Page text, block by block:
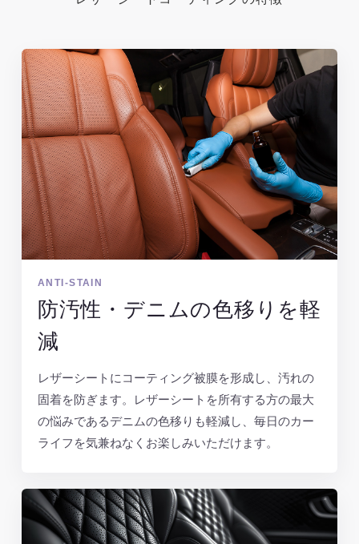
ANTI-STAIN
防汚性・デニムの色移りを軽
減
レザーシートにコーティング被膜を形成し、汚れの
固着を防ぎます。レザーシートを所有する方の最大
の悩みであるデニムの色移りも軽減し、毎日のカー
ライフを気兼ねなくお楽しみいただけます。